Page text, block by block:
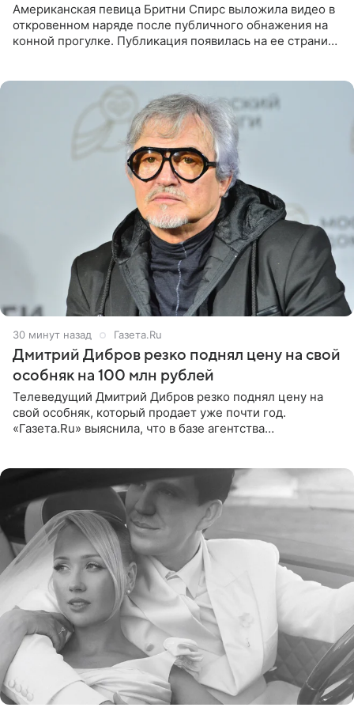
Американская певица Бритни Спирс выложила видео в
откровенном наряде после публичного обнажения на
конной прогулке. Публикация появилась на ее странице
30 минут назад Газета.Ru
Дмитрий Дибров резко поднял цену на свой
особняк на 100 млн рублей
Телеведущий Дмитрий Дибров резко поднял цену на
свой особняк, который продает уже почти год.
«Газета.Ru» выяснила, что в базе агентства